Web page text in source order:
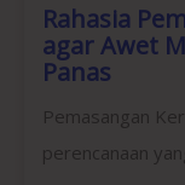
Rahasia
agar Awet
Panas
Pemasangan
perencanaan